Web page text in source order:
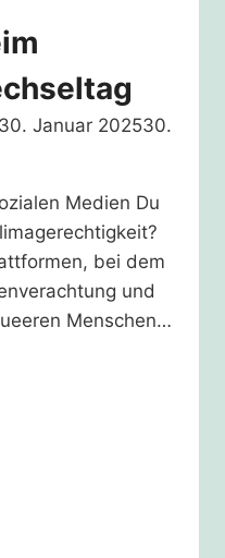
30. Januar 202530.
Medien Du
bei dem
und
Menschen…